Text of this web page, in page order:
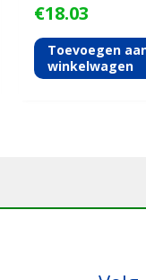
€18.03
Toevoegen
winkelwagen